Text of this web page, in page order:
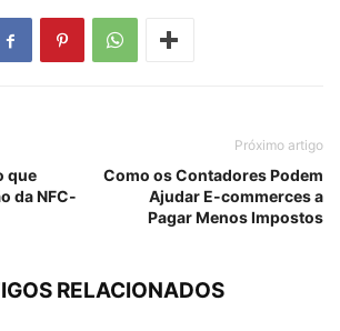
que
da NFC-
Próximo artigo
Como os Contadores Podem
Ajudar E-commerces a
Pagar Menos Impostos
RELACIONADOS